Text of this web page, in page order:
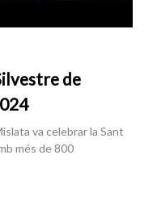
de
va celebrar la Sant
més de 800